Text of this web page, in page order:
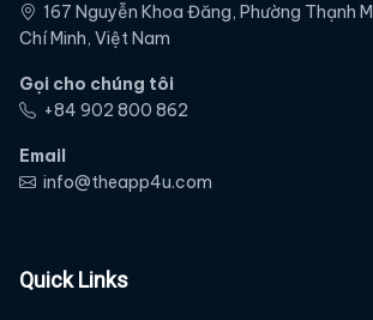
167 Nguyễn Khoa Đăng, Phường Thạnh
Chí Minh, Việt Nam
Gọi cho chúng tôi
‭+84 902 800 862‬
Email
info@theapp4u.com
Quick Links